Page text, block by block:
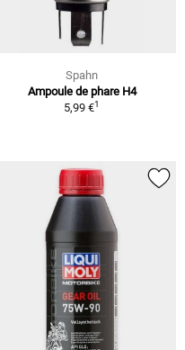
Spahn
Ampoule de phare H4
5,99 €1